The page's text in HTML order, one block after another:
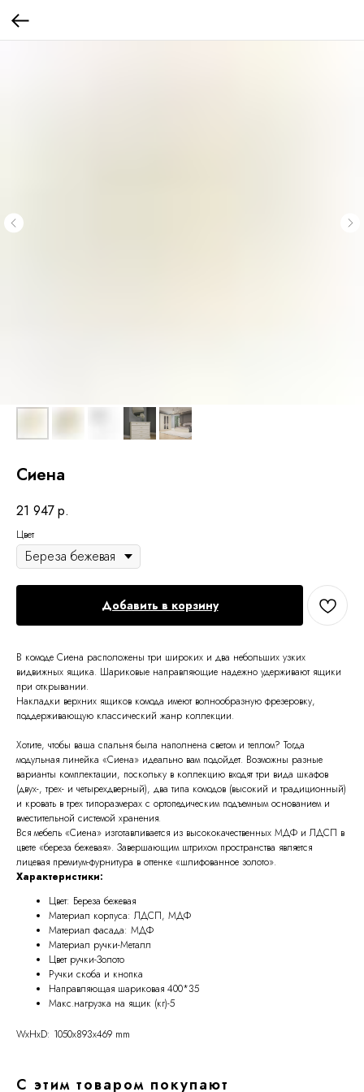
Сиена
21 947р.
Цвет
Добавить в корзину
В комоде Сиена расположены три широких и два небольших узких
видвижных ящика. Шариковые направляющие надежно удерживают ящики
при открывании.
Накладки верхних ящиков комода имеют волнообразную фрезеровку,
поддерживающую классический жанр коллекции.
Хотите, чтобы ваша спальня была наполнена светом и теплом? Тогда
модульная линейка «Сиена» идеально вам подойдет. Возможны разные
варианты комплектации, поскольку в коллекцию входят три вида шкафов
(двух-, трех- и четырехдверный), два типа комодов (высокий и традиционный)
и кровать в трех типоразмерах с ортопедическим подъемным основанием и
вместительной системой хранения.
Вся мебель «Сиена» изготавливается из высококачественных МДФ и ЛДСП в
цвете «береза бежевая». Завершающим штрихом пространства является
лицевая премиум-фурнитура в оттенке «шлифованное золото».
Характеристики:
Цвет: Береза бежевая
Материал корпуса: ЛДСП, МДФ
Материал фасада: МДФ
Материал ручки-Металл
Цвет ручки-Золото
Ручки скоба и кнопка
Направляющая шариковая 400*35
Макс.нагрузка на ящик (кг)-5
WxHxD: 1050x893x469 mm
С этим товаром покупают